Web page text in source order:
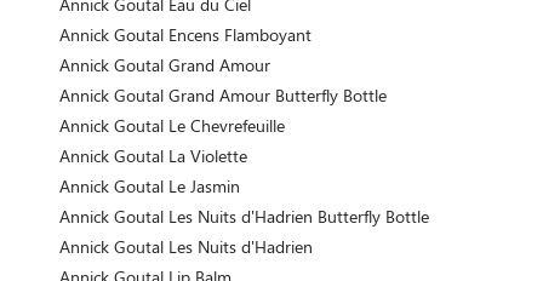
Annick Goutal Encens Flamboyant
Annick Goutal Grand Amour
Annick Goutal Grand Amour Butterfly Bottle
Annick Goutal Le Chevrefeuille
Annick Goutal La Violette
Annick Goutal Le Jasmin
Annick Goutal Les Nuits d'Hadrien Butterfly Bottle
Annick Goutal Les Nuits d'Hadrien